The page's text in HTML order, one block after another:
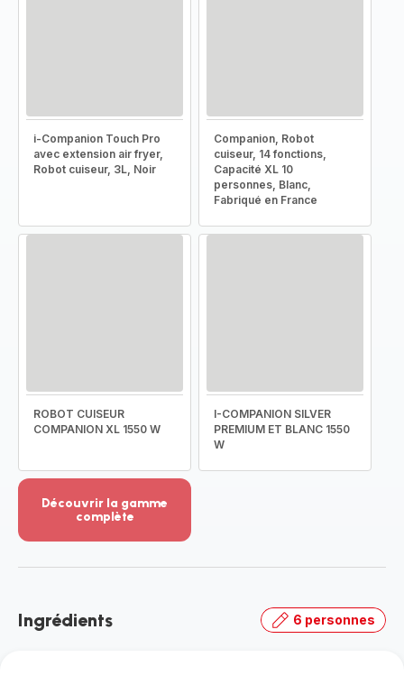
i-Companion Touch Pro
avec extension air fryer,
Robot cuiseur, 3L, Noir
Companion, Robot
cuiseur, 14 fonctions,
Capacité XL 10
personnes, Blanc,
Fabriqué en France
ROBOT CUISEUR
COMPANION XL 1550 W
I-COMPANION SILVER
PREMIUM ET BLANC 1550
W
Découvrir la gamme
complète
-
gamme
Ingrédients 6 personnes